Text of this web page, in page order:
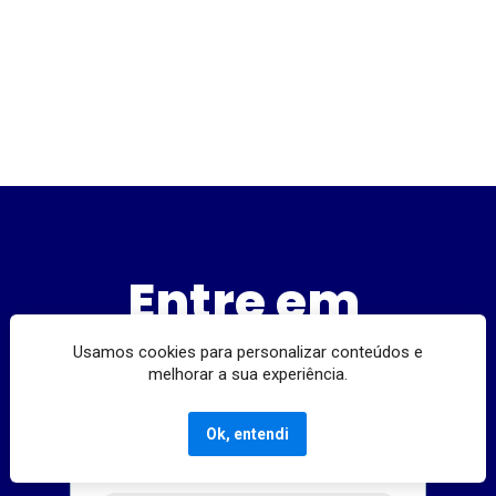
Entre em
contato
Usamos cookies para personalizar conteúdos e
melhorar a sua experiência.
Ok, entendi